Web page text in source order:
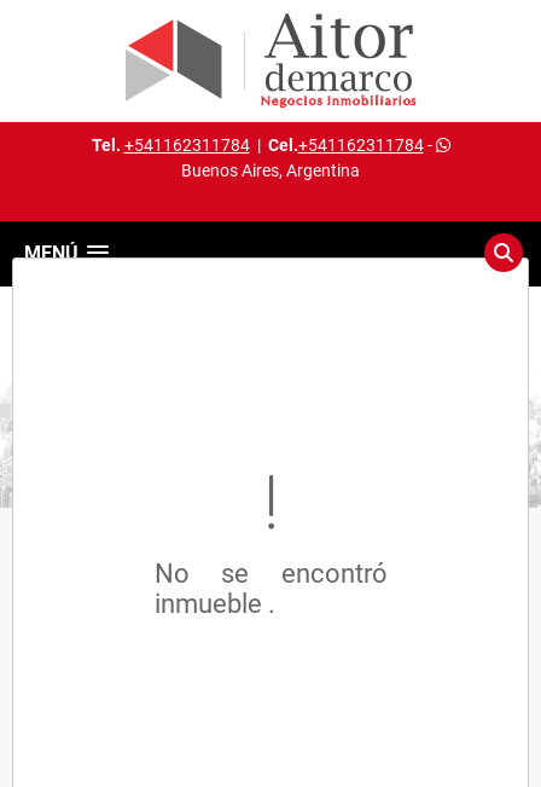
Tel. +541162311784| Cel.+541162311784-
Buenos Aires, Argentina
MENÚ
No se encontró
inmueble .